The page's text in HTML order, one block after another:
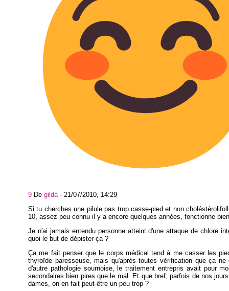
9 De gilda- 21/07/2010, 14:29
Si tu cherches une pilule pas trop casse-pied et non
10, assez peu connu il y a encore quelques années, fonctionne
Je n'ai jamais entendu personne atteint d'une attaque de chlore
quoi le but de dépister ça ?
Ça me fait penser que le corps médical tend à me casser les
thyroïde paresseuse, mais qu'après toutes vérification que ça ne
d'autre pathologie sournoise, le traitement entrepris avait pour
secondaires bien pires que le mal. Et que bref, parfois de nos
dames, on en fait peut-être un peu trop ?